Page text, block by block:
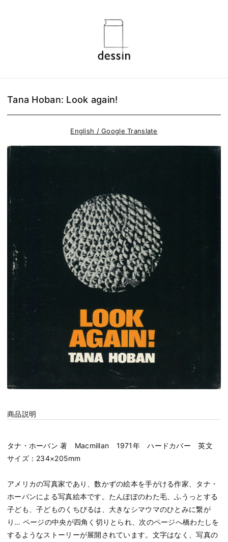
Tana Hoban: Look again!
English / Google Translate
商品説明
タナ・ホーバン 著 Macmillan 1971年 ハードカバー 英文
サイズ：234×205mm
アメリカの写真家であり、数かずの絵本を手がける作家、タナ・
ホーバンによる写真絵本です。たんぽぽのわた毛、ふうっとする
子ども、子どものくちびるは、大きなシマウマのひとみに繋が
り… ページの中央が四角く切りとられ、次のページへ橋わたしを
するようなストーリーが展開されています。文字はなく、写真の